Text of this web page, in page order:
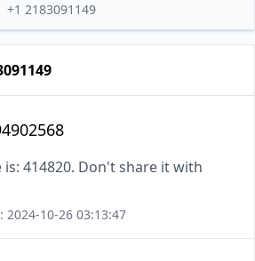
+1 2183091149
is: 414820. Don't share it with
2024-10-26 03:13:47